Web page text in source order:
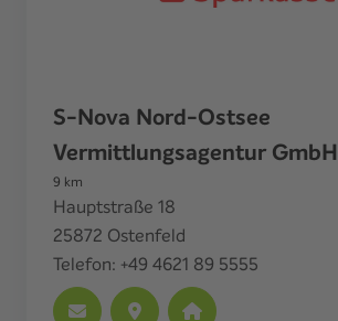
S-Nova Nord-Ostsee
Vermittlungsagentur GmbH
9 km
Hauptstraße 18
25872 Ostenfeld
Telefon: +49 4621 89 5555